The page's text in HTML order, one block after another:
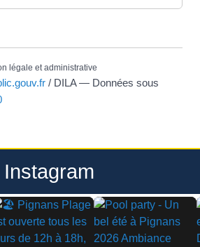
légale et administrative
/ DILA — Données sous
Instagram